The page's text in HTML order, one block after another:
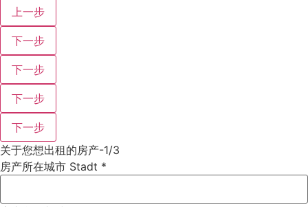
上一步
下一步
下一步
下一步
下一步
关于您想出租的房产-1/3
房产所在城市 Stadt *